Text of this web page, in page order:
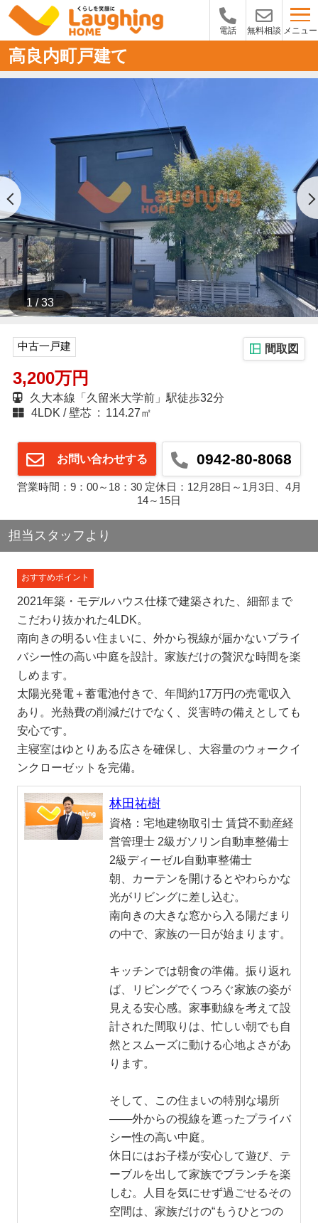
電話 無料相談 メニュー
高良内町戸建て
1 / 33
中古一戸建 間取図
3,200万円
久大本線「久留米大学前」駅徒歩32分
4LDK
壁芯 : 114.27㎡
お問い合わせする 0942-80-8068
営業時間：9：00～18：30 定休日：12月28日～1月3日、4月
14～15日
担当スタッフより
おすすめポイント
2021年築・モデルハウス仕様で建築された、細部まで
こだわり抜かれた4LDK。
南向きの明るい住まいに、外から視線が届かないプライ
バシー性の高い中庭を設計。家族だけの贅沢な時間を楽
しめます。
太陽光発電＋蓄電池付きで、年間約17万円の売電収入
あり。光熱費の削減だけでなく、災害時の備えとしても
安心です。
主寝室はゆとりある広さを確保し、大容量のウォークイ
ンクローゼットを完備。
林田祐樹
資格：宅地建物取引士 賃貸不動産経
営管理士 2級ガソリン自動車整備士
2級ディーゼル自動車整備士
朝、カーテンを開けるとやわらかな
光がリビングに差し込む。
南向きの大きな窓から入る陽だまり
の中で、家族の一日が始まります。
キッチンでは朝食の準備。振り返れ
ば、リビングでくつろぐ家族の姿が
見える安心感。家事動線を考えて設
計された間取りは、忙しい朝でも自
然とスムーズに動ける心地よさがあ
ります。
そして、この住まいの特別な場所
——外からの視線を遮ったプライバ
シー性の高い中庭。
休日にはお子様が安心して遊び、テ
ーブルを出して家族でブランチを楽
しむ。人目を気にせず過ごせるその
空間は、家族だけの“もうひとつの